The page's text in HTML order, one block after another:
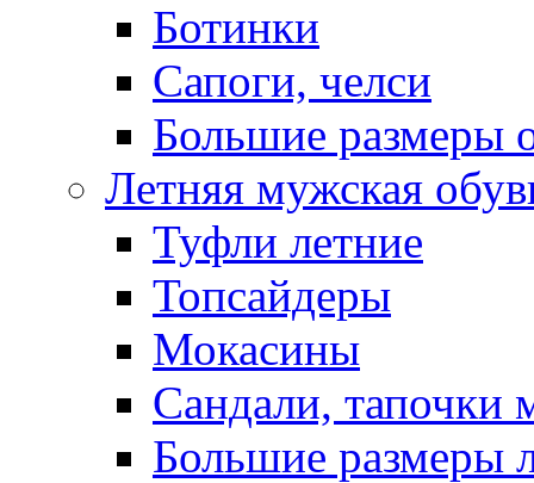
Ботинки
Сапоги, челси
Большие размеры
Летняя мужская
Туфли летние
Топсайдеры
Мокасины
Сандали, тапочки
Большие размеры